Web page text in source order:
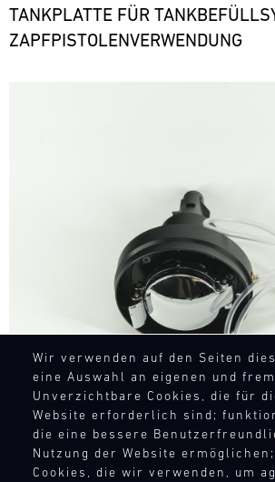
Wir verwenden auf den Seiten
eine Auswahl an eigenen und
Unverzichtbare Cookies, die für
Website erforderlich sind;
die eine bessere
Nutzung der Website
Cookies, die wir verwenden, um
TANKPLATTE FÜR
ZAPFPISTOLENVERWENDUNG